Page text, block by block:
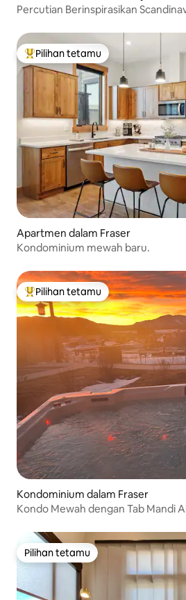
Percutian Berinspirasikan
Pilihan utama tetamu
Pilihan tetamu
Apartmen dalam Fraser
Kondominium mewah baru.
Pilihan utama tetamu
Pilihan tetamu
Kondominium dalam Fraser
Kondo Mewah dengan Tab Mandi
Pilihan tetamu
Pilihan tetamu